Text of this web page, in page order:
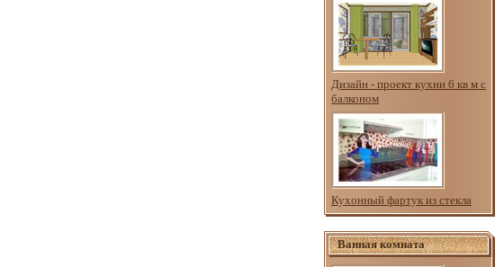
Дизайн - проект кухни 6 кв м с
балконом
Кухонный фартук из стекла
Ванная комната